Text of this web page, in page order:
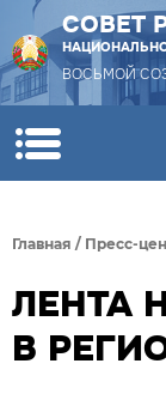
СОВЕТ
ВОСЬМОЙ
Главная / Пресс-
ЛЕНТА
В